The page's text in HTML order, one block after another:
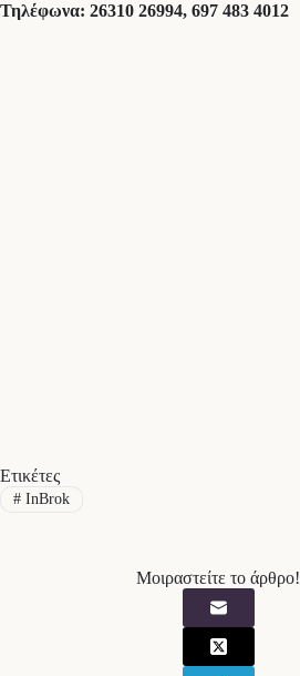
Τηλέφωνα: 26310 26994, 697 483 4012
Ετικέτες
#InBrok
Μοιραστείτε το άρθρο!